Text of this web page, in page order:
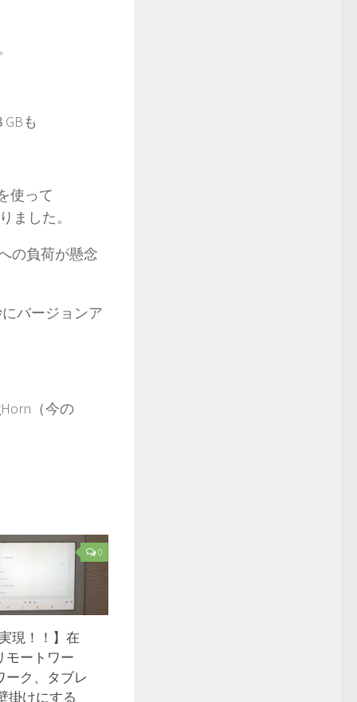
も
使って
ました。
の負荷が懸念
バージョンア
（今の
0
現！！】在
モートワー
ーク、タブレ
掛けにする